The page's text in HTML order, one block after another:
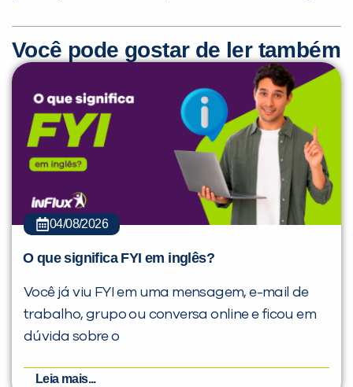
Você pode gostar de ler também
04/08/2026
O que significa FYI em inglês?
Você já viu FYI em uma mensagem, e-mail de
trabalho, grupo ou conversa online e ficou em
dúvida sobre o
Leia mais...